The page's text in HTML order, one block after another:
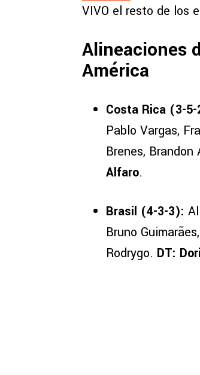
VIVO el resto de los
Alineaciones
América
Costa Rica (3-
Pablo Vargas,
Brenes,
Alfaro.
Brasil (4-3-3):
Bruno
Rodrygo. DT: